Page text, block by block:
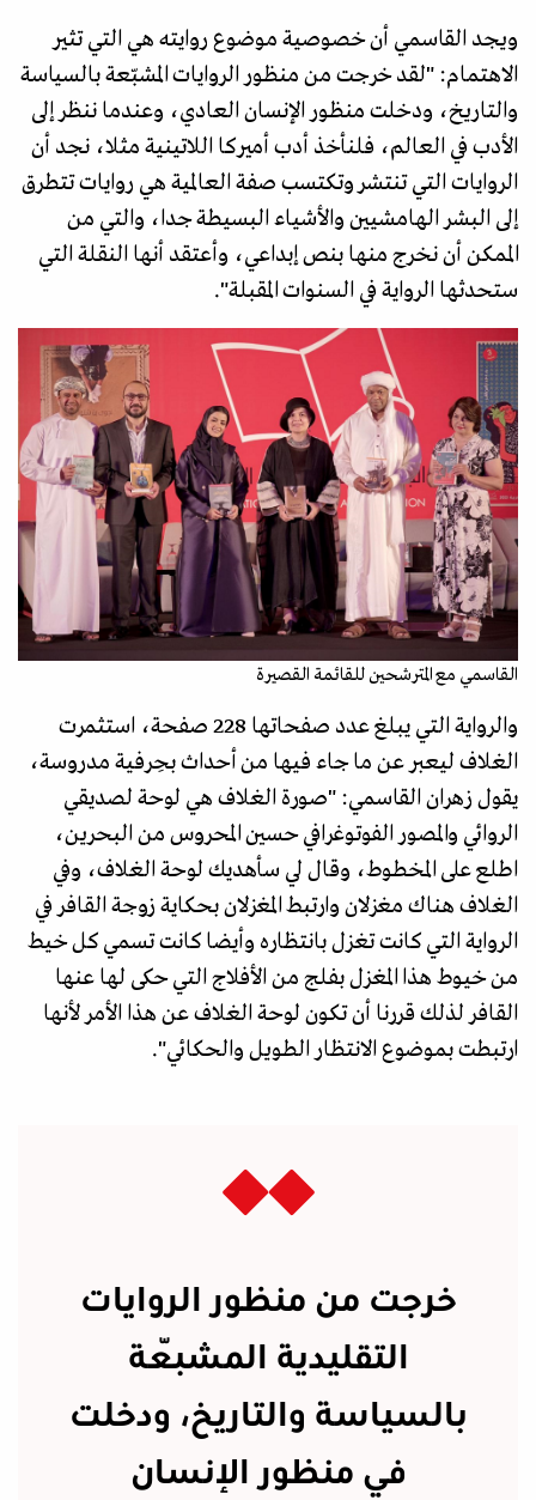
ويجد القاسمي أن خصوصية موضوع روايته هي التي تثير
الاهتمام: "لقد خرجت من منظور الروايات المشبّعة بالسياسة
والتاريخ، ودخلت منظور الإنسان العادي، وعندما ننظر إلى
الأدب في العالم، فلنأخذ أدب أميركا اللاتينية مثلا، نجد أن
الروايات التي تنتشر وتكتسب صفة العالمية هي روايات تتطرق
إلى البشر الهامشيين والأشياء البسيطة جدا، والتي من
الممكن أن نخرج منها بنص إبداعي، وأعتقد أنها النقلة التي
ستحدثها الرواية في السنوات المقبلة".
القاسمي مع المترشحين للقائمة القصيرة
والرواية التي يبلغ عدد صفحاتها 228 صفحة، استثمرت
الغلاف ليعبر عن ما جاء فيها من أحداث بحِرفية مدروسة،
يقول زهران القاسمي: "صورة الغلاف هي لوحة لصديقي
الروائي والمصور الفوتوغرافي حسين المحروس من البحرين،
اطلع على المخطوط، وقال لي سأهديك لوحة الغلاف، وفي
الغلاف هناك مغزلان وارتبط المغزلان بحكاية زوجة القافر في
الرواية التي كانت تغزل بانتظاره وأيضا كانت تسمي كل خيط
من خيوط هذا المغزل بفلج من الأفلاج التي حكى لها عنها
القافر لذلك قررنا أن تكون لوحة الغلاف عن هذا الأمر لأنها
ارتبطت بموضوع الانتظار الطويل والحكائي".
خرجت من منظور الروايات
التقليدية المشبّعة
بالسياسة والتاريخ، ودخلت
في منظور الإنسان